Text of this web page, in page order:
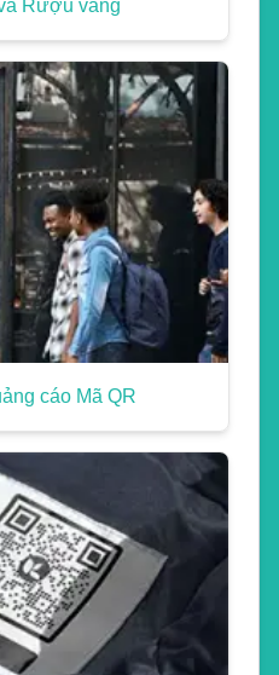
Rượu vang
cáo Mã QR